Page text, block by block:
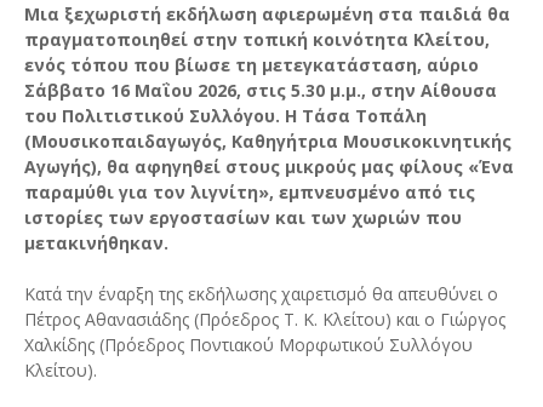
Μια ξεχωριστή εκδήλωση αφιερωμένη στα παιδιά θα
πραγματοποιηθεί στην τοπική κοινότητα Κλείτου,
ενός τόπου που βίωσε τη μετεγκατάσταση, αύριο
Σάββατο 16 Μαΐου 2026, στις 5.30 μ.μ., στην Αίθουσα
του Πολιτιστικού Συλλόγου. Η Τάσα Τοπάλη
(Μουσικοπαιδαγωγός, Καθηγήτρια Μουσικοκινητικής
Αγωγής), θα αφηγηθεί στους μικρούς μας φίλους «Ένα
παραμύθι για τον λιγνίτη», εμπνευσμένο από τις
ιστορίες των εργοστασίων και των χωριών που
μετακινήθηκαν.
Κατά την έναρξη της εκδήλωσης χαιρετισμό θα απευθύνει ο
Πέτρος Αθανασιάδης (Πρόεδρος Τ. Κ. Κλείτου) και ο Γιώργος
Χαλκίδης (Πρόεδρος Ποντιακού Μορφωτικού Συλλόγου
Κλείτου).